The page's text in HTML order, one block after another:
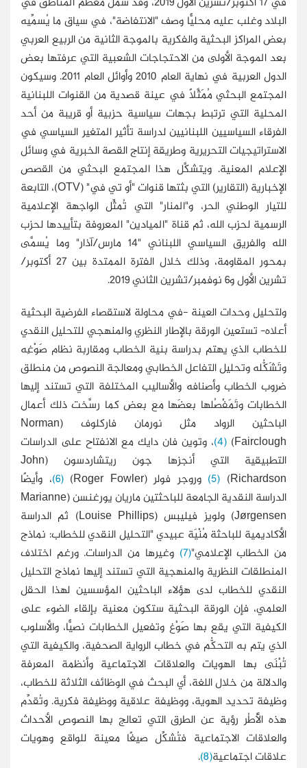
البلاد وغلب عليه محليًّا وصف "الانتفاضة"، في سياق ما يُسمِّيه
بعض المراكز البحثية والفكرية بالموجة الثانية من الربيع العربي
بعد الموجة الأولى من الاحتجاجات الشعبية التي عرفتها بعض
الدول العربية في نهاية العام 2010 وأوائل العام 2011. وسيكون
المجتمع البحثي مُمَثَّلًا في عينة قصدية من القنوات اللبنانية
المحلية التي ترتبط بجهات سياسية حزبية أو قريبة من أحد
الفرقاء السياسيين اللبنانيين لدراسة تأثير المتغير السياسي في
الاستراتيجيات التحريرية وطريقة إنتاج القصة الخبرية في وسائل
الإعلام المعنية. ويتشكَّل هذا المجتمع البحثي من القصص
الإخبارية (التقارير) التي بثتها قنوات "أو تي في" (OTV)، التابعة
للتيار الوطني الحر، و"المنار" التي تُمثِّل الواجهة الإعلامية
الرسمية لحزب الله، ثم قناة "الميادين" المعروفة بتأييدها لحزب
الله والفريق السياسي اللبناني "14 مارس/آذار" وما يُسمَّى
بمحور المقاومة، وذلك خلال الفترة الممتدة بين 27 أكتوبر/
تشرين الأول و6 نوفمبر/تشرين الثاني 2019.
ولتحليل وحدات العينة -في محاولة لاستقصاء الفرضية البحثية
أعلاه- تستعين الورقة بالإطار النظري والمنهجي للتحليل النقدي
للخطاب الذي يهتم بدراسة بنية الخطاب ومقاربة نظام صَوْغِه
وتَشَكُّله وتحليل التفاعل الخطابي ومعالجة النصوص من منطلق
ضروب الخطاب وأصنافه والأساليب المختلفة التي تستند إليها
الخطابات وتَمَفْصُلها بعضَها مع بعض كما رسَّخت ذلك أعمال
الباحثين الرواد مثل نورمان فاركلوف (Norman
Fairclough)
(4) ، وتوين فان دايك مع الانفتاح على الدراسات
التطبيقية التي أنجزها جون ريتشاردسون (John
Richardson)
(5) وروجر فولر (Roger Fowler) (6) ، وأيضًا
الدراسة النقدية الجامعة للباحثتين ماريان يورغنسن (Marianne
Jørgensen) ولويز فيليبس (Louise Phillips) ثم الدراسة
الأكاديمية للباحثة مُنْيَة عبيدي "التحليل النقدي للخطاب: نماذج
من الخطاب الإعلامي"(7)
وغيرها من الدراسات. ورغم اختلاف
المنطلقات النظرية والمنهجية التي تستند إليها نماذج التحليل
النقدي للخطاب لدى هؤلاء الباحثين المؤسسين لهذا الحقل
العلمي، فإن الورقة البحثية ستكون معنية بإلقاء الضوء على
الكيفية التي يقع بها صَوْغ وتفعيل الخطابات نصيًّا، والأسلوب
الذي يتم به التحكُّم في خطاب الرواية الصحفية، والكيفية التي
تُبْنَى بها الهويات والعلاقات الاجتماعية وأنظمة المعرفة
والدلالة من خلال اللغة، أي البحث في الوظائف الثلاثة للخطاب،
وظيفة تحديد الهوية، ووظيفة علاقية ووظيفة فكرية. وتُقدِّم
هذه الأُطُر رؤية عن الطرق التي تعالج بها النصوص الأحداث
والعلاقات الاجتماعية فتُشكِّل صيغًا معينة للواقع وهويات
علاقات اجتماعية(8)
.